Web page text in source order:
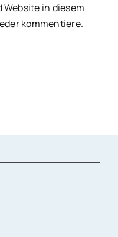
Website in diesem
kommentiere.